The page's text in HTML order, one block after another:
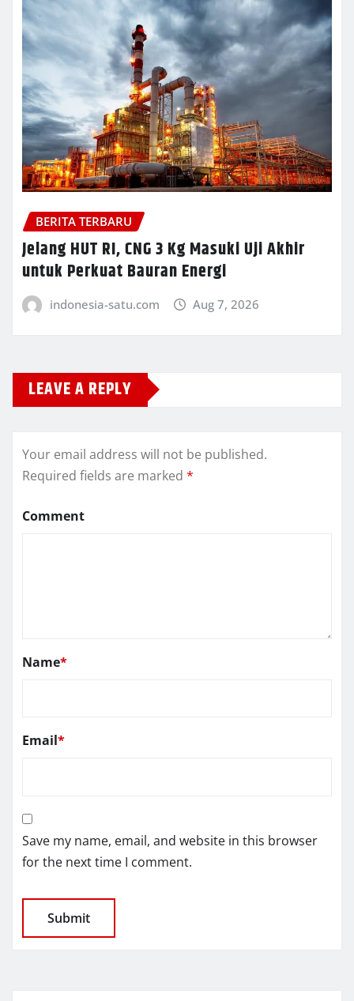
BERITA TERBARU
Jelang HUT RI, CNG 3 Kg Masuki Uji Akhir
untuk Perkuat Bauran Energi
indonesia-satu.com Aug 7, 2026
LEAVE A REPLY
Your email address will not be published.
Required fields are marked *
Comment
Name*
Email*
Save my name, email, and website in this browser
for the next time I comment.